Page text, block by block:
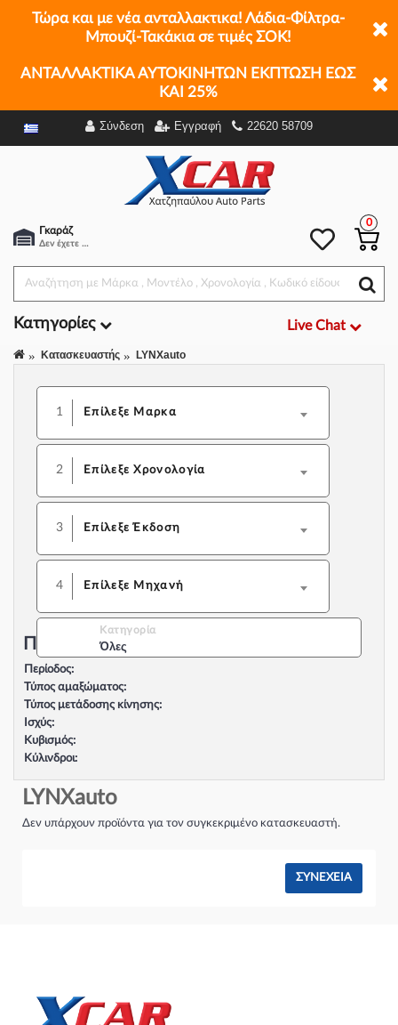
Τώρα και με νέα ανταλλακτικα! Λάδια-Φίλτρα-
Μπουζί-Τακάκια σε τιμές ΣΟΚ!
ΑΝΤΑΛΛΑΚΤΙΚΑ ΑΥΤΟΚΙΝΗΤΩΝ ΕΚΠΤΩΣΗ ΕΩΣ
ΚΑΙ 25%
Σύνδεση Εγγραφή 22620 58709
Γκαράζ
Δεν έχετε επιλέξει αμάξι.
0
Κατηγορίες Live Chat
Κατασκευαστής LYNXauto
1 Επίλεξε Μαρκα
2 Επίλεξε Χρονολογία
3 Επίλεξε Έκδοση
4 Επίλεξε Μηχανή
Κατηγορία
Όλες
Περιγραφή Αυτοκινήτου:
Περίοδος:
Τύπος αμαξώματος:
Τύπος μετάδοσης κίνησης:
Ισχύς:
Κυβισμός:
Κύλινδροι:
Τύπος κινητήρα:
LYNXauto
Δεν υπάρχουν προϊόντα για τον συγκεκριμένο κατασκευαστή.
ΣΥΝΈΧΕΙΑ